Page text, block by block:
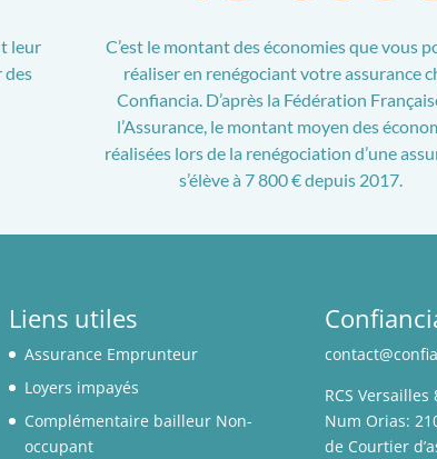
leur
des
C’est le montant des économies que vous
réaliser en renégociant votre assurance
Confiancia. D’après la Fédération
l’Assurance, le montant moyen des
réalisées lors de la renégociation d’une
s’élève à 7 800 € depuis 2017.
Liens utiles
Assurance Emprunteur
Loyers impayés
Complémentaire bailleur Non-
occupant
RCS Versailles
Num Orias:
de Courtier